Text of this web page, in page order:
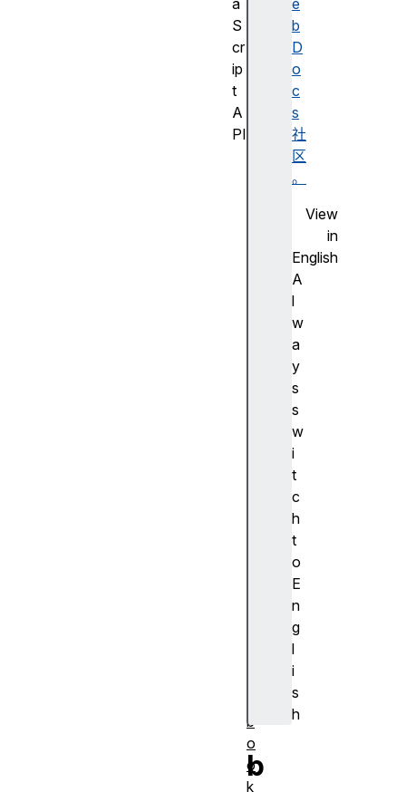
b
D
o
c
s
社
区
。
View
in
English
A
l
w
a
y
s
s
w
i
t
c
h
t
o
E
n
g
l
i
s
h
b
S
cr
ip
t
A
PI
b
o
o
k